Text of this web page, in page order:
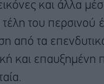
και άλλα
του
από τα
και επαυξημένη